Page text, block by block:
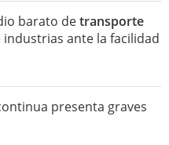
barato detransporte
ante la facilidad
presenta graves